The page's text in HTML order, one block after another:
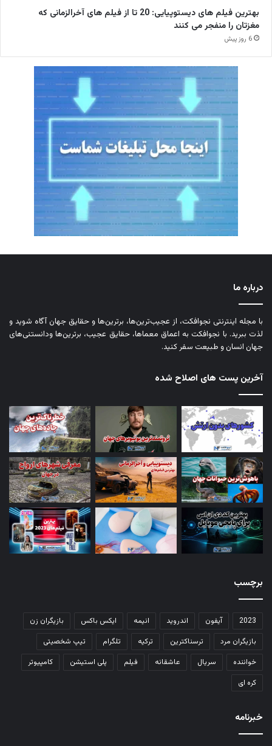
بهترین فیلم های دیستوپیایی: 20 تا از فیلم های آخرالزمانی که
مغزتان را منفجر می کنند
6 روز پیش
درباره ما
با مجله اینترنتی نجوافکت، از عجیب‌ترین‌ها، برترین‌ها و حقایق جهان آگاه شوید و
لذت ببرید. با نجوافکت به اعماق معماها، حقایق عجیب، برترین‌ها ودانستنی‌های
جهان انسان و طبیعت سفر کنید.
آخرین پست های اصلاح شده
برچسب
2023 آیفون اندروید انیمه ایکس باکس
بازیگران زن
بازیگران مرد
ترسناکترین ترکیه تلگرام
تیپ شخصیتی
خواننده
سریال عاشقانه فیلم پلی استیشن
کامپیوتر
کره ای
خبرنامه